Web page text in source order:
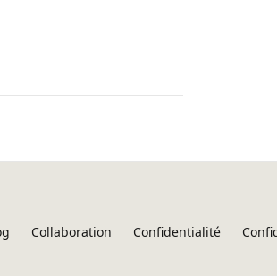
Collaboration Confidentialité